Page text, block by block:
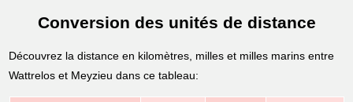
Conversion des unités de distance
Découvrez la distance en kilomètres, milles et milles marins entre
Wattrelos et Meyzieu dans ce tableau: